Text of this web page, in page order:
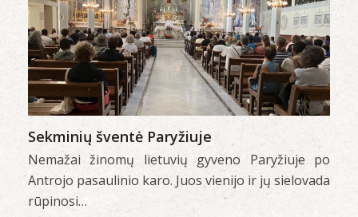
Sekminių šventė Paryžiuje
Nemažai žinomų lietuvių gyveno Paryžiuje po
Antrojo pasaulinio karo. Juos vienijo ir jų sielovada
rūpinosi…